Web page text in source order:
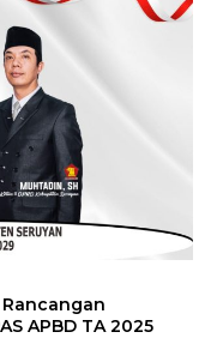
APBD TA 2025